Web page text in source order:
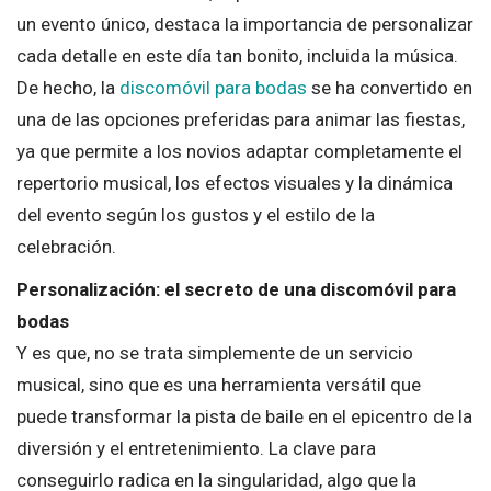
un evento único, destaca la importancia de personalizar
cada detalle en este día tan bonito, incluida la música.
De hecho, la discomóvil para bodas se ha convertido en
una de las opciones preferidas para animar las fiestas,
ya que permite a los novios adaptar completamente el
repertorio musical, los efectos visuales y la dinámica
del evento según los gustos y el estilo de la
celebración.
Personalización: el secreto de una discomóvil para
bodas
Y es que, no se trata simplemente de un servicio
musical, sino que es una herramienta versátil que
puede transformar la pista de baile en el epicentro de la
diversión y el entretenimiento. La clave para
conseguirlo radica en la singularidad, algo que la